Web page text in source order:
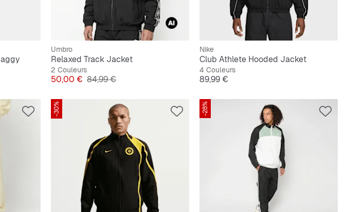
Umbro
Relaxed Track Jacket
2 Couleurs
Prix
50,00 € Prix original
84,99 €
Nike
Club Athlete Hooded Jacket
4 Couleurs
Prix
89,99 €
-30% -28%